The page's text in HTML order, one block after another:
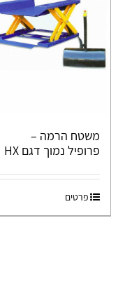
משטח הרמה –
פרופיל נמוך דגם HX
פרטים